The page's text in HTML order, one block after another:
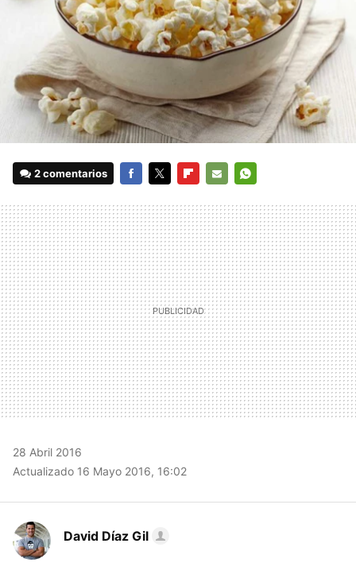
2 comentarios
MAIL
28 Abril 2016
Actualizado 16 Mayo 2016, 16:02
David Díaz Gil